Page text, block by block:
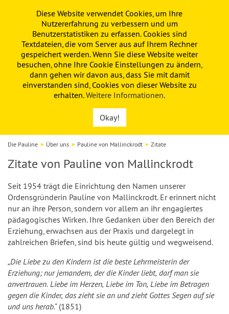
PAULINE KITA FÖRDERVEREIN
Die Pauline Über uns Pauline von Mallinckrodt Zitate
Zitate von Pauline von Mallinckrodt
Seit 1954 trägt die Einrichtung den Namen unserer
Ordensgründerin Pauline von Mallinckrodt. Er erinnert nicht
nur an ihre Person, sondern vor allem an ihr engagiertes
pädagogisches Wirken. Ihre Gedanken über den Bereich der
Erziehung, erwachsen aus der Praxis und dargelegt in
zahlreichen Briefen, sind bis heute gültig und wegweisend.
„Die Liebe zu den Kindern ist die beste Lehrmeisterin der
Erziehung; nur jemandem, der die Kinder liebt, darf man sie
anvertrauen. Liebe im Herzen, Liebe im Ton, Liebe im Betragen
gegen die Kinder, das zieht sie an und zieht Gottes Segen auf sie
und uns herab.“(1851)
Diese Website verwendet Cookies, um Ihre
Nutzererfahrung zu verbessern und um
Benutzerstatistiken zu erfassen. Cookies sind
Textdateien, die vom Server aus auf Ihrem Rechner
gespeichert werden. Wenn Sie diese Website weiter
besuchen, ohne Ihre Cookie Einstellungen zu ändern,
dann gehen wir davon aus, dass Sie mit damit
einverstanden sind, Cookies von dieser Website zu
erhalten.Weitere Informationen.
Okay!